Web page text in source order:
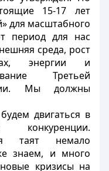
15-17 лет
для масштабного
период для нас
среда, рост
энергии и
Третьей
Мы должны
двигаться в
конкуренции.
таят немало
знаем, и много
кризисы на